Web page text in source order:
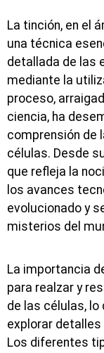
La tinción, en el
una técnica
detallada de las
mediante la
proceso,
ciencia, ha
comprensión de
células. Desde
que refleja la
los avances
evolucionado y
misterios del
La importancia
para realzar y
de las células,
explorar
Los diferentes